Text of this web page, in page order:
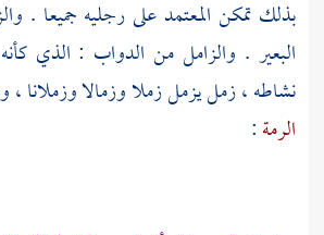
بذلك تمكن المعتمد على رجليه جميعا .
البعير . والزامل من الدواب : الذي
نشاطه ، زمل يزمل زملا وزمالا وزملانا ،
الرمة: